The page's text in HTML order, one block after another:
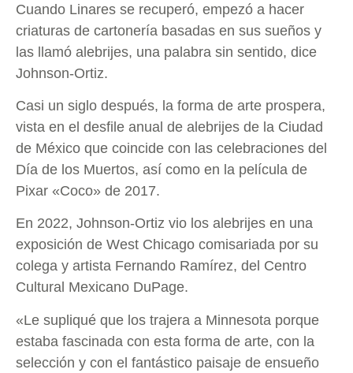
Cuando Linares se recuperó, empezó a hacer
criaturas de cartonería basadas en sus sueños y
las llamó alebrijes, una palabra sin sentido, dice
Johnson-Ortiz.
Casi un siglo después, la forma de arte prospera,
vista en el desfile anual de alebrijes de la Ciudad
de México que coincide con las celebraciones del
Día de los Muertos, así como en la película de
Pixar «Coco» de 2017.
En 2022, Johnson-Ortiz vio los alebrijes en una
exposición de West Chicago comisariada por su
colega y artista Fernando Ramírez, del Centro
Cultural Mexicano DuPage.
«Le supliqué que los trajera a Minnesota porque
estaba fascinada con esta forma de arte, con la
selección y con el fantástico paisaje de ensueño